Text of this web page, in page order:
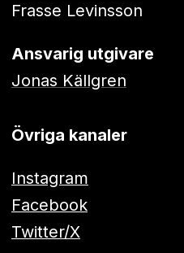
Frasse Levinsson
Ansvarig utgivare
Jonas Källgren
Övriga kanaler
Instagram
Facebook
Twitter/X